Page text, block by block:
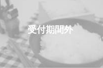
受付期間外